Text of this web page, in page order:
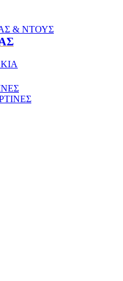
& ΝΤΟΥΣ